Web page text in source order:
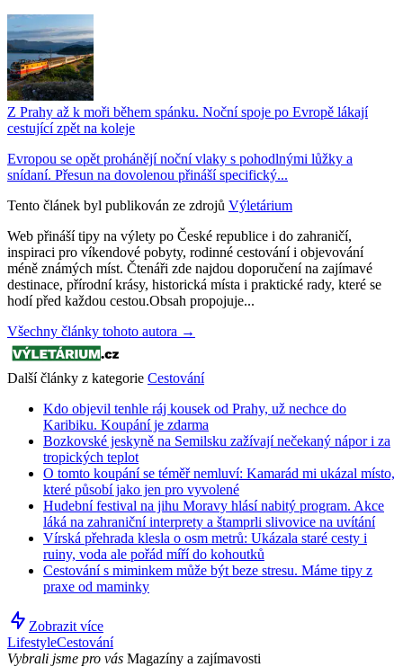
Z Prahy až k moři během spánku. Noční spoje po Evropě lákají
cestující zpět na koleje
Evropou se opět prohánějí noční vlaky s pohodlnými lůžky a
snídaní. Přesun na dovolenou přináší specifický...
Tento článek byl publikován ze zdrojů Výletárium
Web přináší tipy na výlety po České republice i do zahraničí,
inspiraci pro víkendové pobyty, rodinné cestování i objevování
méně známých míst. Čtenáři zde najdou doporučení na zajímavé
destinace, přírodní krásy, historická místa i praktické rady, které se
hodí před každou cestou.Obsah propojuje...
Všechny články tohoto autora →
Další články z kategorie Cestování
Kdo objevil tenhle ráj kousek od Prahy, už nechce do
Karibiku. Koupání je zdarma
Bozkovské jeskyně na Semilsku zažívají nečekaný nápor i za
tropických teplot
O tomto koupání se téměř nemluví: Kamarád mi ukázal místo,
které působí jako jen pro vyvolené
Hudební festival na jihu Moravy hlásí nabitý program. Akce
láká na zahraniční interprety a štamprli slivovice na uvítání
Vírská přehrada klesla o osm metrů: Ukázala staré cesty i
ruiny, voda ale pořád míří do kohoutků
Cestování s miminkem může být beze stresu. Máme tipy z
praxe od maminky
Zobrazit více
LifestyleCestování
Vybrali jsme pro vás Magazíny a zajímavosti